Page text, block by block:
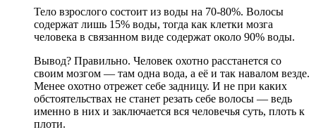
Тело взрослого состоит из воды на 70-80%. Волосы
содержат лишь 15% воды, тогда как клетки мозга
человека в связанном виде содержат около 90% воды.
Вывод? Правильно. Человек охотно расстанется со
своим мозгом — там одна вода, а её и так навалом везде.
Менее охотно отрежет себе задницу. И не при каких
обстоятельствах не станет резать себе волосы — ведь
именно в них и заключается вся человечья суть, плоть к
плоти.